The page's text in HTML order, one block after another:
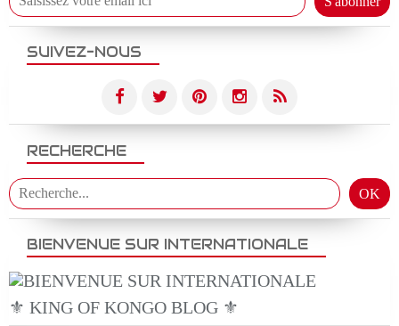
SUIVEZ-NOUS
RECHERCHE
BIENVENUE SUR INTERNATIONALE
⚜️ KING OF KONGO BLOG ⚜️